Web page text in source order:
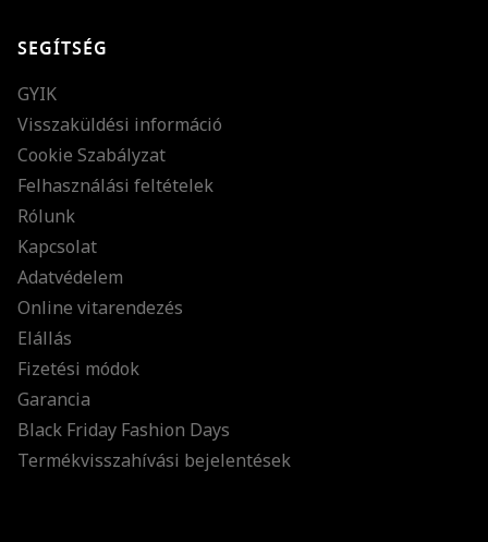
SEGÍTSÉG
GYIK
Visszaküldési információ
Cookie Szabályzat
Felhasználási feltételek
Rólunk
Kapcsolat
Adatvédelem
Online vitarendezés
Elállás
Fizetési módok
Garancia
Black Friday Fashion Days
Termékvisszahívási bejelentések